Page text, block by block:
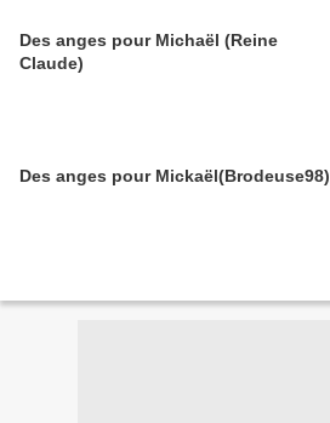
Des anges pour Michaël (Reine
Claude)
Des anges pour Mickaël(Brodeuse98)